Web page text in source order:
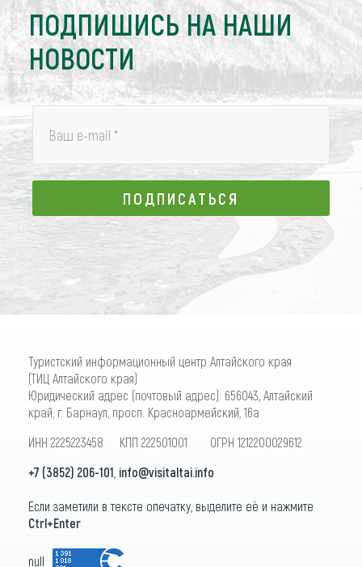
ПОДПИШИСЬ НА НАШИ
НОВОСТИ
Ваш e-mail *
ПОДПИСАТЬСЯ
ПОДПИСАТЬСЯ
Туристский информационный центр Алтайского края
(ТИЦ Алтайского края)
Юридический адрес (почтовый адрес): 656043, Алтайский
край, г. Барнаул, просп. Красноармейский, 16а
ИНН 2225223458 КПП 222501001 ОГРН 1212200029612
+7 (3852) 206-101 info@visitaltai.info
Если заметили в тексте опечатку, выделите её и нажмите
Ctrl+Enter
null